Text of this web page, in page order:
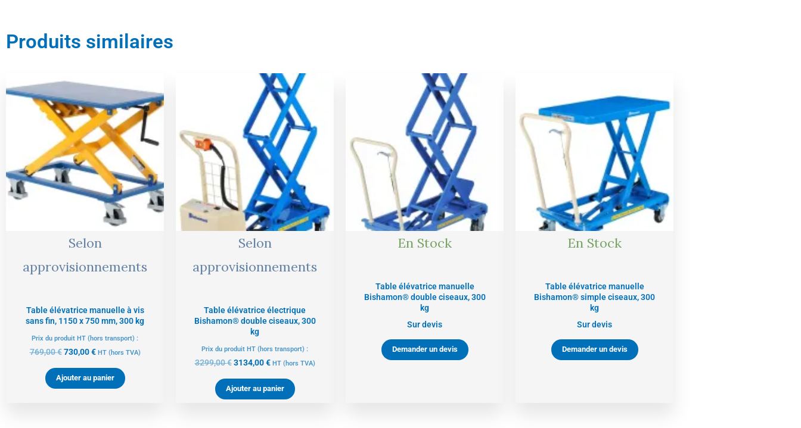
Produits similaires
Selon
approvisionnements
Table élévatrice manuelle à vis
sans fin, 1150 x 750 mm, 300 kg
Prix du produit HT (hors transport) :
769,00€
Le
initial
était :
769,00 €.
730,00€
actuel
est :
730,00 €.
HT (hors TVA)
Ajouter au panier
Selon
approvisionnements
Table élévatrice électrique
Bishamon® double ciseaux, 300
kg
Prix du produit HT (hors transport) :
3299,00€
initial
était :
3299,00 €.
3134,00€
Le
prix
actuel
est :
3134,00 €.
HT (hors TVA)
Ajouter au panier
En Stock
Table élévatrice manuelle
Bishamon® double ciseaux, 300
kg
Sur devis
Demander un devis
En Stock
Table élévatrice manuelle
Bishamon® simple ciseaux, 300
kg
Sur devis
Demander un devis